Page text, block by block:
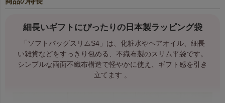
細長いギフトにぴったりの日本製ラッピング袋
「ソフトバッグスリムS4」は、化粧水やヘアオイル、細長
い雑貨などをすっきり包める、不織布製のスリム平袋です。
シンプルな両面不織布構造で軽やかに使え、ギフト感を引き
立てます 。